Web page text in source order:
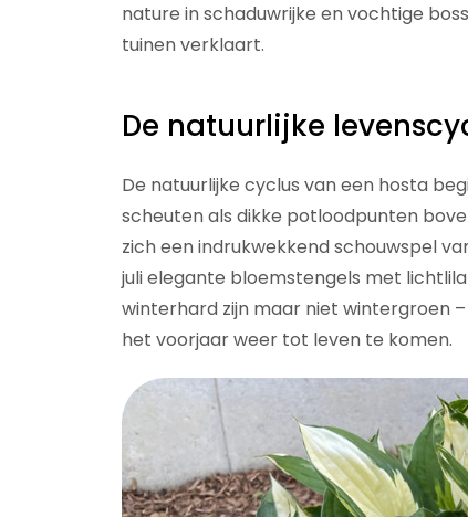
nature in schaduwrijke en vochtige
tuinen verklaart.
De natuurlijke
De natuurlijke cyclus van een hosta
scheuten als dikke potloodpunten
zich een indrukwekkend schouwspel
juli elegante bloemstengels met
winterhard zijn maar niet wintergroen
het voorjaar weer tot leven te komen.